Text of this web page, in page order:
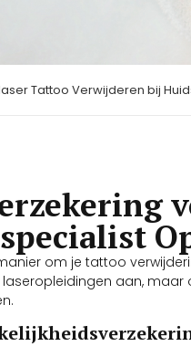
Tattoo Verwijderen bij
om je tattoo
aan,